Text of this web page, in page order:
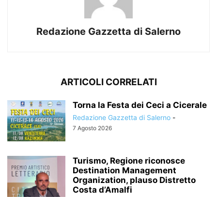
Redazione Gazzetta di Salerno
ARTICOLI CORRELATI
Torna la Festa dei Ceci a Cicerale
Redazione Gazzetta di Salerno -
7 Agosto 2026
Turismo, Regione riconosce
Destination Management
Organization, plauso Distretto
Costa d’Amalfi